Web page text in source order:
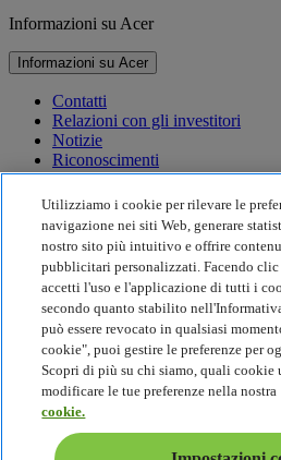
Informazioni su Acer
Informazioni su Acer
Contatti
Relazioni con gli investitori
Notizie
Riconoscimenti
Eventi
Sostenibilità
Sostenibilità
Responsabilità sociale d'impresa
Impronta di carbonio del
Project Humanity
Earthion
Politica sulla privacy
Politica sui Cookie
Nota legale
Ulteriori informazioni legali
Utilizziamo i cookie per rilevare le
navigazione nei siti Web, generare
nostro sito più intuitivo e offrire
pubblicitari personalizzati. Facendo
accetti l'uso e l'applicazione di tutti i
secondo quanto stabilito
può essere revocato in qualsiasi
cookie", puoi gestire le preferenze per
Scopri di più su chi siamo, quali cookie
modificare le tue preferenze nella nostra
cookie.